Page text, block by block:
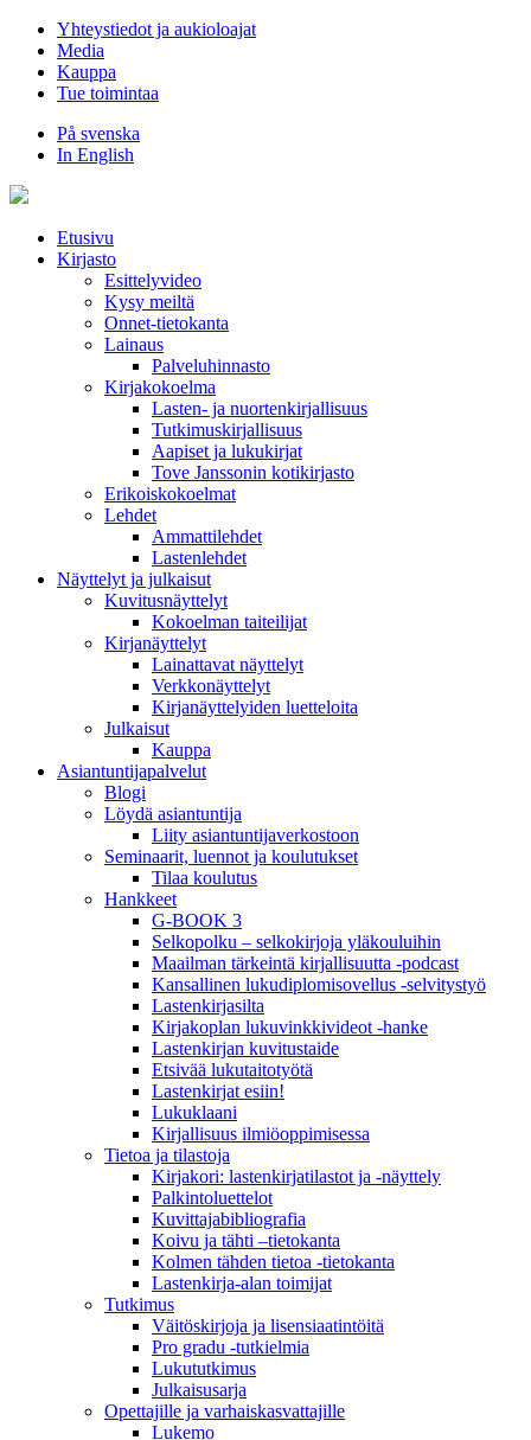
Hyppää
sisältöön
Yhteystiedot ja aukioloajat
Media
Kauppa
Tue toimintaa
På svenska
In English
Etusivu
Kirjasto
Esittelyvideo
Kysy meiltä
Onnet-tietokanta
Lainaus
Palveluhinnasto
Kirjakokoelma
Lasten- ja nuortenkirjallisuus
Tutkimuskirjallisuus
Aapiset ja lukukirjat
Tove Janssonin kotikirjasto
Erikoiskokoelmat
Lehdet
Ammattilehdet
Lastenlehdet
Näyttelyt ja julkaisut
Kuvitusnäyttelyt
Kokoelman taiteilijat
Kirjanäyttelyt
Lainattavat näyttelyt
Verkkonäyttelyt
Kirjanäyttelyiden luetteloita
Julkaisut
Kauppa
Asiantuntija­palvelut
Blogi
Löydä asiantuntija
Liity asiantuntijaverkostoon
Seminaarit, luennot ja koulutukset
Tilaa koulutus
Hankkeet
G-BOOK 3
Selkopolku – selkokirjoja yläkouluihin
Maailman tärkeintä kirjallisuutta -podcast
Kansallinen lukudiplomisovellus -selvitystyö
Lastenkirjasilta
Kirjakoplan lukuvinkkivideot -hanke
Lastenkirjan kuvitustaide
Etsivää lukutaitotyötä
Lastenkirjat esiin!
Lukuklaani
Kirjallisuus ilmiöoppimisessa
Tietoa ja tilastoja
Kirjakori: lastenkirjatilastot ja -näyttely
Palkintoluettelot
Kuvittaja­bibliografia
Koivu ja tähti –tietokanta
Kolmen tähden tietoa -tietokanta
Lastenkirja-alan toimijat
Tutkimus
Väitöskirjoja ja lisensiaatintöitä
Pro gradu -tutkielmia
Lukututkimus
Julkaisusarja
Opettajille ja varhaiskasvattajille
Lukemo